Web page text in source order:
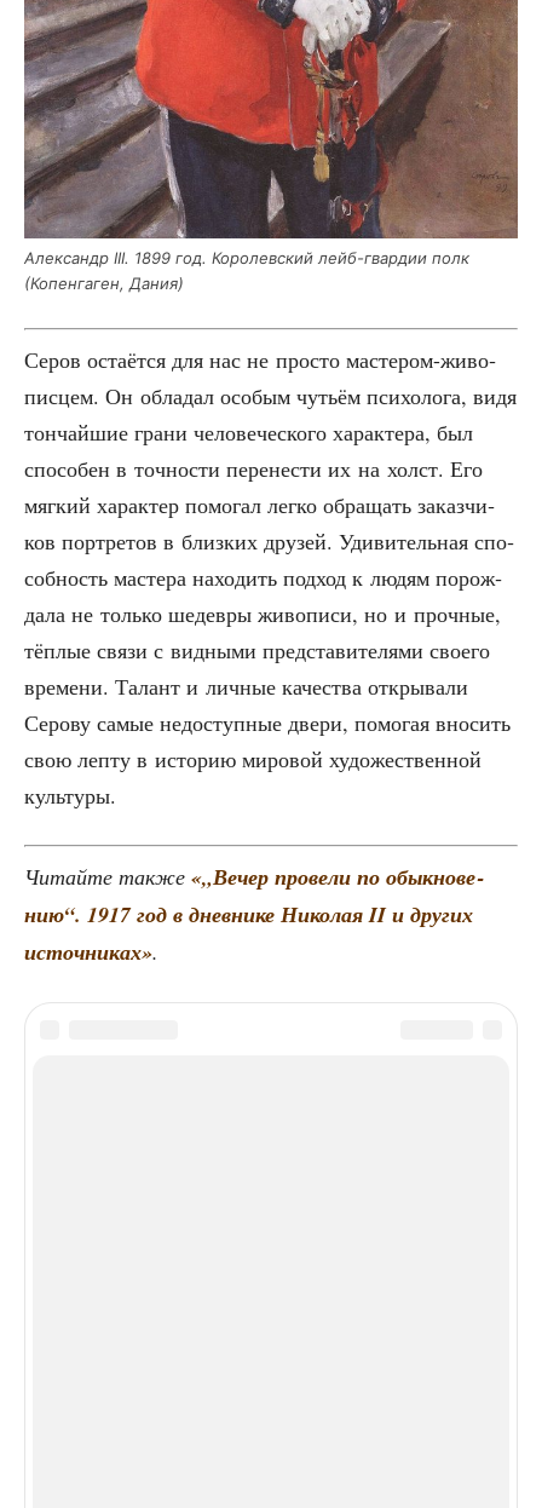
Алек­сандр III. 1899 год. Коро­лев­ский лейб-гвар­дии полк
(Копен­га­ген, Дания)
Серов оста­ёт­ся для нас не про­сто масте­ром-живо­
пис­цем. Он обла­дал осо­бым чутьём пси­хо­ло­га, видя
тон­чай­шие гра­ни чело­ве­че­ско­го харак­те­ра, был
спо­со­бен в точ­но­сти пере­не­сти их на холст. Его
мяг­кий харак­тер помо­гал лег­ко обра­щать заказ­чи­
ков порт­ре­тов в близ­ких дру­зей. Уди­ви­тель­ная спо­
соб­ность масте­ра нахо­дить под­ход к людям порож­
да­ла не толь­ко шедев­ры живо­пи­си, но и проч­ные,
тёп­лые свя­зи с вид­ны­ми пред­ста­ви­те­ля­ми сво­е­го
вре­ме­ни. Талант и лич­ные каче­ства откры­ва­ли
Серо­ву самые недо­ступ­ные две­ри, помо­гая вно­сить
свою леп­ту в исто­рию миро­вой худо­же­ствен­ной
культуры.
Читай­те так­же «„Вечер про­ве­ли по обык­но­ве­
нию“. 1917 год в днев­ни­ке Нико­лая II и дру­гих
источ­ни­ках».